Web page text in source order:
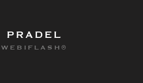
PRADEL
WEBIFLASH®